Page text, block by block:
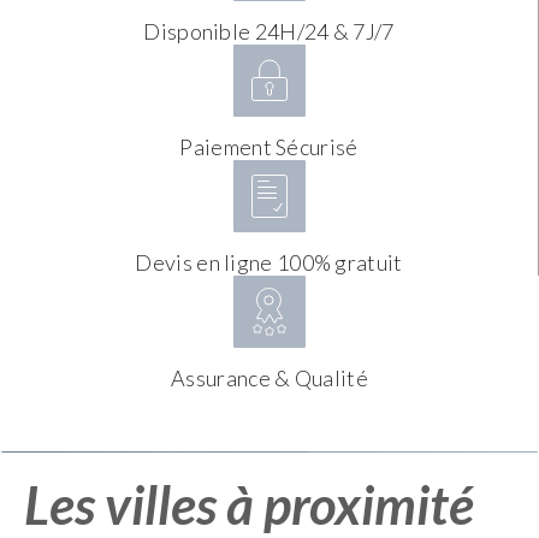
Disponible 24H/24 & 7J/7
Paiement Sécurisé
Devis en ligne 100% gratuit
Assurance & Qualité
Les villes à proximité